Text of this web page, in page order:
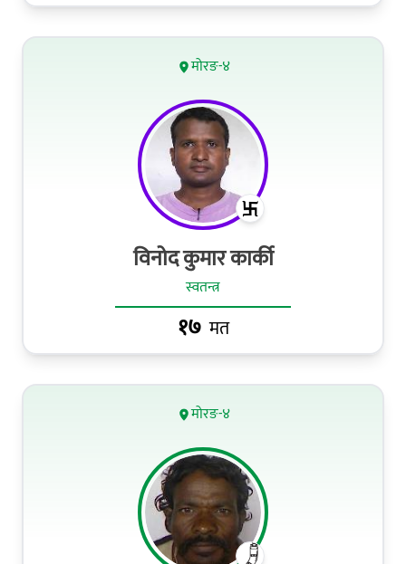
मोरङ-४
विनोद कुमार कार्की
स्वतन्त्र
१७ मत
मोरङ-४